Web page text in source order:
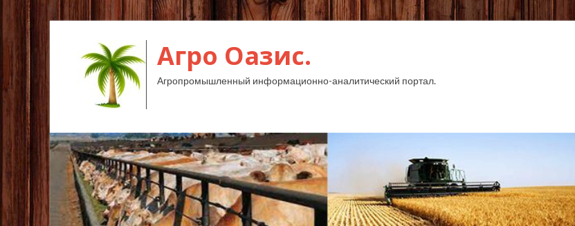
Агро Оазис.
Агропромышленный информационно-аналитический портал.